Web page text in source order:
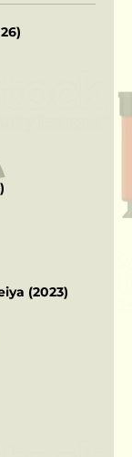
(2023)